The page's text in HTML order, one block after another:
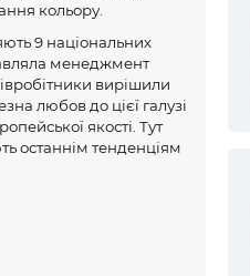
кольору.
9 національних
менеджмент
вирішили
любов до цієї галузі
якості. Тут
останнім тенденціям